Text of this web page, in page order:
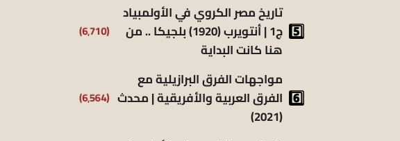
تاريخ مصر الكروي في الأولمبياد
ج1 | أنتويرب (1920) بلجيكا .. من
هنا كانت البداية
(6٬710)
مواجهات الفرق البرازيلية مع
الفرق العربية والأفريقية | محدث
(2021)
(6٬564)